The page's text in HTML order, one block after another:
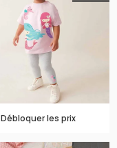
Débloquer les prix